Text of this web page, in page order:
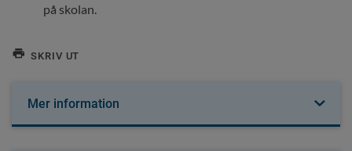
på skolan.
SKRIV UT
Mer information